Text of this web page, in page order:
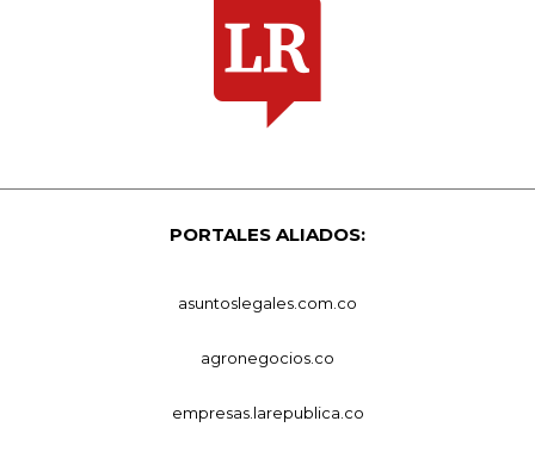
PORTALES ALIADOS:
asuntoslegales.com.co
agronegocios.co
empresas.larepublica.co